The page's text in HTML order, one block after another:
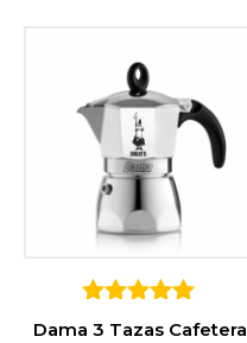
Dama 3 Tazas Cafetera